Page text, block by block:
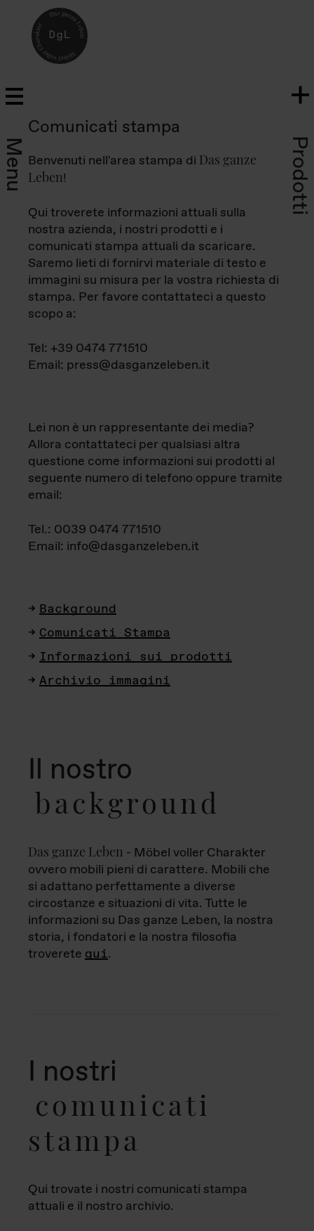
Menu Prodotti
Comunicati stampa
Benvenuti nell'area stampa di Das ganze
Leben!
Qui troverete informazioni attuali sulla
nostra azienda, i nostri prodotti e i
comunicati stampa attuali da scaricare.
Saremo lieti di fornirvi materiale di testo e
immagini su misura per la vostra richiesta di
stampa. Per favore contattateci a questo
scopo a:
Tel: +39 0474 771510
Email: press@dasganzeleben.it
Lei non è un rappresentante dei media?
Allora contattateci per qualsiasi altra
questione come informazioni sui prodotti al
seguente numero di telefono oppure tramite
email:
Tel.: 0039 0474 771510
Email: info@dasganzeleben.it
Background
Comunicati Stampa
Informazioni sui prodotti
Archivio immagini
Il nostro
background
Das ganze Leben - Möbel voller Charakter
ovvero mobili pieni di carattere. Mobili che
si adattano perfettamente a diverse
circostanze e situazioni di vita. Tutte le
informazioni su Das ganze Leben, la nostra
storia, i fondatori e la nostra filosofia
troverete qui.
I nostri
comunicati
stampa
Qui trovate i nostri comunicati stampa
attuali e il nostro archivio.